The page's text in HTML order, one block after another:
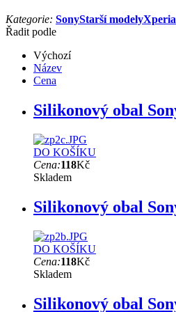
Kategorie: SonyStarší modely
Řadit podle
Výchozí
Název
Cena
Silikonový obal
DO KOŠÍKU
Cena:118Kč
Skladem
Silikonový obal
DO KOŠÍKU
Cena:118Kč
Skladem
Silikonový obal